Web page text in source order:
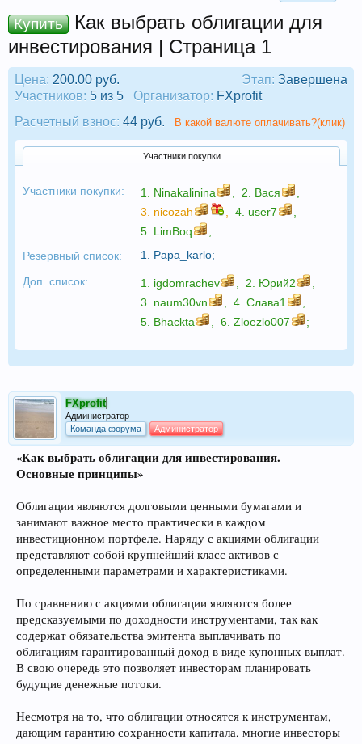
Купить
Как выбрать облигации для
инвестирования | Страница 1
Этап: Завершена
Цена: 200.00 руб.
Участников: 5 из 5 Организатор: FXprofit
Расчетный взнос: 44 руб. В какой валюте оплачивать?(клик)
Участники покупки
Участники покупки: 1. Ninakalinina 2. Вася
3. nicozah 4. user7
5. LimBoq
;
Резервный список:
1. Papa_karlo;
Доп. список: 1. igdomrachev 2. Юрий2
3. naum30vn 4. Слава1
5. Bhackta 6. Zloezlo007 ;
FXprofit
Администратор
Команда форума
Администратор
«Как выбрать облигации для инвестирования.
Основные принципы»
Облигации являются долговыми ценными бумагами и
занимают важное место практически в каждом
инвестиционном портфеле. Наряду с акциями облигации
представляют собой крупнейший класс активов с
определенными параметрами и характеристиками.
По сравнению с акциями облигации являются более
предсказуемыми по доходности инструментами, так как
содержат обязательства эмитента выплачивать по
облигациям гарантированный доход в виде купонных выплат.
В свою очередь это позволяет инвесторам планировать
будущие денежные потоки.
Несмотря на то, что облигации относятся к инструментам,
дающим гарантию сохранности капитала, многие инвесторы